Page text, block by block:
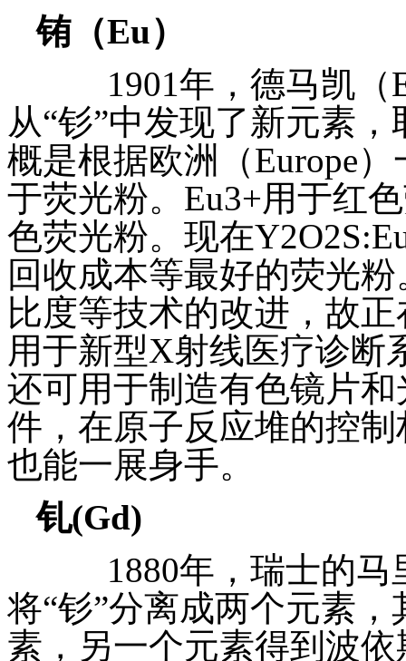
铕（Eu）
1901年，德马凯（
从“钐”中发现了新元素
概是根据欧洲（Europe
于荧光粉。Eu3+用于红
色荧光粉。现在
回收成本等最好的荧光
比度等技术的改进，故
用于新型X射线医疗诊断
还可用于制造有色镜片
件，在原子反应堆的控
也能一展身手。
钆(Gd)
1880年，瑞士的马
将“钐”分离成两个元素
素，另一个元素得到波